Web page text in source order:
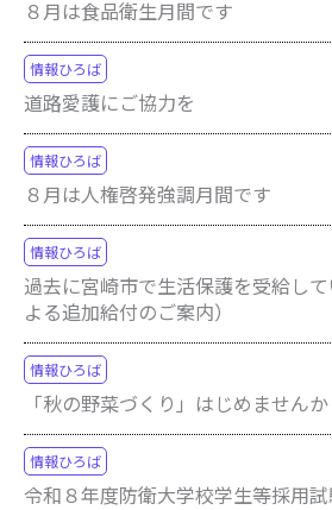
８月は食品衛生月間です
情報ひろば
道路愛護にご協力を
情報ひろば
８月は人権啓発強調月間です
情報ひろば
過去に宮崎市で生活保護を受給し
よる追加給付のご案内）
情報ひろば
「秋の野菜づくり」はじめませんか
情報ひろば
令和８年度防衛大学校学生等採用
ジ ジ